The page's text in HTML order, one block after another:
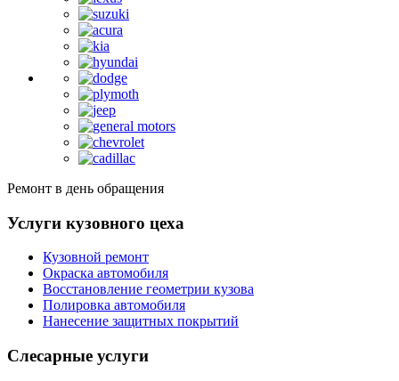
Ремонт в день обращения
Услуги кузовного цеха
Кузовной ремонт
Окраска автомобиля
Восстановление геометрии кузова
Полировка автомобиля
Нанесение защитных покрытий
Слесарные услуги